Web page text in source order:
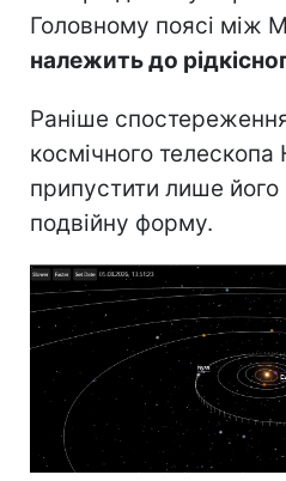
Головному поясі між
належить до
Раніше
космічного
припустити лише його
подвійну форму.